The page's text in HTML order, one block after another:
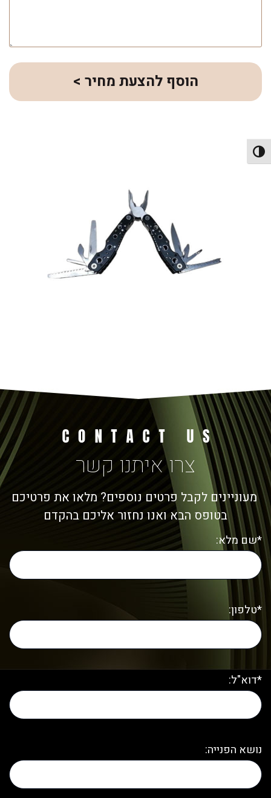
הפעל/כבה ניגודיות גבוהה
הוסף להצעת מחיר >
צרו איתנו קשר
מעוניינים לקבל פרטים נוספים? מלאו את פרטיכם
בטופס הבא ואנו נחזור אליכם בהקדם
*שם מלא:
*טלפון:
*דוא"ל:
נושא הפנייה: